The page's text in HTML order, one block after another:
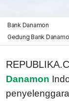
Bank Danamon
Gedung Bank
Danamon